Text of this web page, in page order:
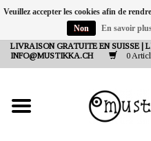
LIVRAISON GRATUITE EN SUISSE |
INFO@MUSTIKKA.CH
0
NEW IN
SHOP - A PIECE OF
FINLAND FOR YOU
Veuillez accepter les cookies afin de
Non
En savoir